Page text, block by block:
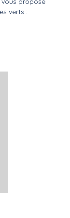
verts :